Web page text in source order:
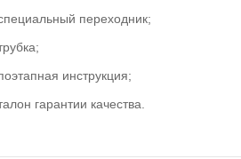
переходник;
инструкция;
гарантии качества.